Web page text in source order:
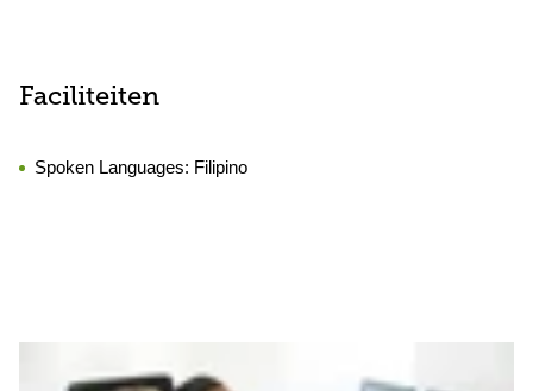
Faciliteiten
Spoken Languages: Filipino